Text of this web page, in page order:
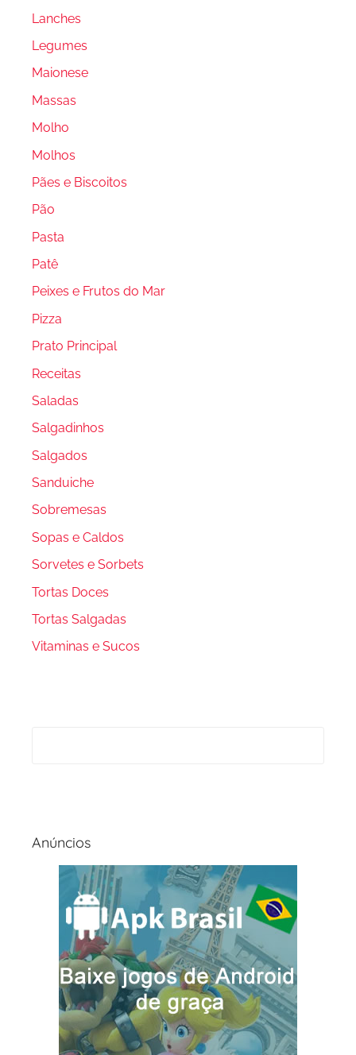
Lanches
Legumes
Maionese
Massas
Molho
Molhos
Pães e Biscoitos
Pão
Pasta
Patê
Peixes e Frutos do Mar
Pizza
Prato Principal
Receitas
Saladas
Salgadinhos
Salgados
Sanduiche
Sobremesas
Sopas e Caldos
Sorvetes e Sorbets
Tortas Doces
Tortas Salgadas
Vitaminas e Sucos
Anúncios